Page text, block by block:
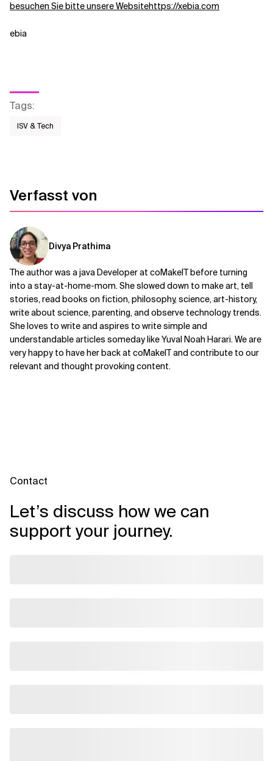
besuchen Sie bitte unsere Websitehttps://xebia.com
ebia
Tags:
ISV & Tech
Verfasst von
Divya Prathima
The author was a java Developer at coMakeIT before turning
into a stay-at-home-mom. She slowed down to make art, tell
stories, read books on fiction, philosophy, science, art-history,
write about science, parenting, and observe technology trends.
She loves to write and aspires to write simple and
understandable articles someday like Yuval Noah Harari. We are
very happy to have her back at coMakeIT and contribute to our
relevant and thought provoking content.
Contact
Let’s discuss how we can
support your journey.